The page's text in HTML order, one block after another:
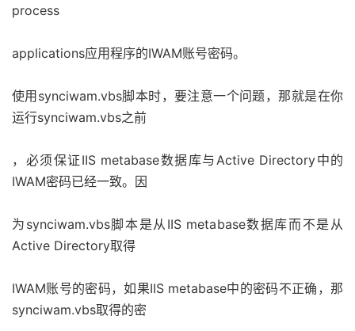
process
applications应用程序的IWAM账号密码。
使用synciwam.vbs脚本时，要注意一个问题，那就是在你
运行synciwam.vbs之前
，必须保证IIS metabase数据库与Active Directory中的
IWAM密码已经一致。因
为synciwam.vbs脚本是从IIS metabase数据库而不是从
Active Directory取得
IWAM账号的密码，如果IIS metabase中的密码不正确，那
synciwam.vbs取得的密